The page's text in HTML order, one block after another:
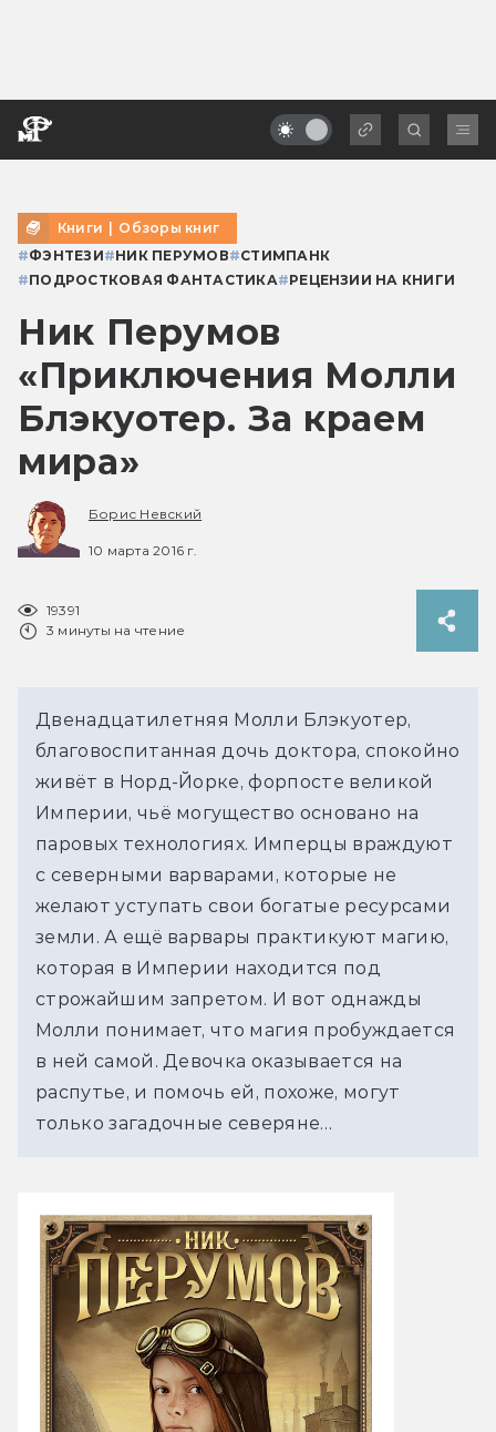
Книги | Обзоры книг
#ФЭНТЕЗИ#НИК ПЕРУМОВ#СТИМПАНК
#ПОДРОСТКОВАЯ ФАНТАСТИКА#РЕЦЕНЗИИ НА КНИГИ
Ник Перумов
«Приключения Молли
Блэкуотер. За краем
мира»
Борис Невский
10 марта 2016 г.
19391
3 минуты на чтение
Двенадцатилетняя Молли Блэкуотер,
благовоспитанная дочь доктора, спокойно
живёт в Норд-Йорке, форпосте великой
Империи, чьё могущество основано на
паровых технологиях. Имперцы враждуют
с северными варварами, которые не
желают уступать свои богатые ресурсами
земли. А ещё варвары практикуют магию,
которая в Империи находится под
строжайшим запретом. И вот однажды
Молли понимает, что магия пробуждается
в ней самой. Девочка оказывается на
распутье, и помочь ей, похоже, могут
только загадочные северяне…